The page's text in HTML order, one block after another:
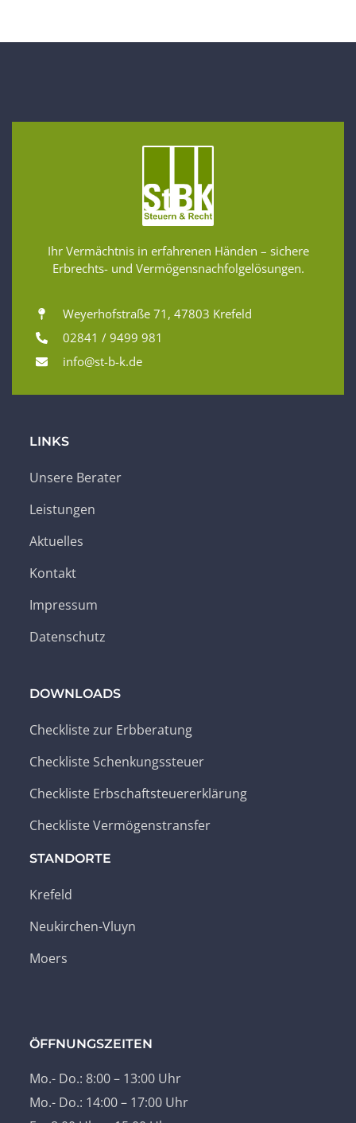
Ihr Vermächtnis in erfahrenen Händen – sichere
Erbrechts- und Vermögensnachfolgelösungen.
Weyerhofstraße 71, 47803 Krefeld
02841 / 9499 981
info@st-b-k.de
LINKS
Unsere Berater
Leistungen
Aktuelles
Kontakt
Impressum
Datenschutz
DOWNLOADS
Checkliste zur Erbberatung
Checkliste Schenkungssteuer
Checkliste Erbschaftsteuererklärung
Checkliste Vermögenstransfer
STANDORTE
Krefeld
Neukirchen-Vluyn
Moers
ÖFFNUNGSZEITEN
Mo.- Do.: 8:00 – 13:00 Uhr
Mo.- Do.: 14:00 – 17:00 Uhr